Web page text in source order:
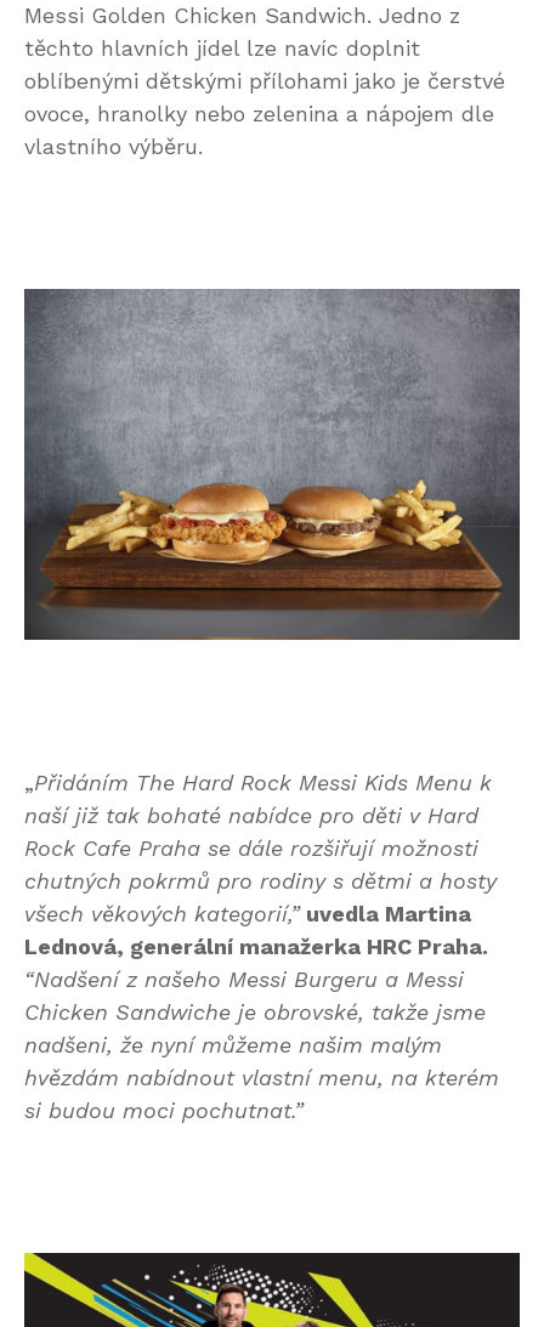
Messi Golden Chicken Sandwich. Jedno z
těchto hlavních jídel lze navíc doplnit
oblíbenými dětskými přílohami jako je čerstvé
ovoce, hranolky nebo zelenina a nápojem dle
vlastního výběru.
„Přidáním The Hard Rock Messi Kids Menu k
naší již tak bohaté nabídce pro děti v Hard
Rock Cafe Praha se dále rozšiřují možnosti
chutných pokrmů pro rodiny s dětmi a hosty
všech věkových kategorií,”uvedla Martina
Lednová, generální manažerka HRC Praha.
“Nadšení z našeho Messi Burgeru a Messi
Chicken Sandwiche je obrovské, takže jsme
nadšeni, že nyní můžeme našim malým
hvězdám nabídnout vlastní menu, na kterém
si budou moci pochutnat.”